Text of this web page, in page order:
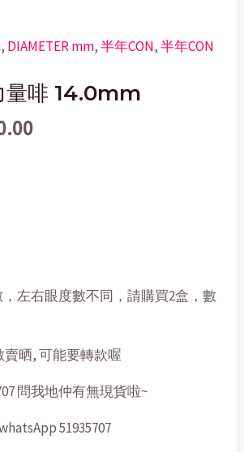
, DIAMETER mm,半年CON,半年CON
量啡 14.0mm
price
$20.00.
左右眼度數不同，請購買2盒，數
晒, 可能要轉款喔
問我地仲有無現貨啦~
51935707